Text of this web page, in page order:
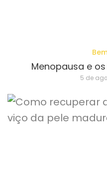
Menopausa e
5 de